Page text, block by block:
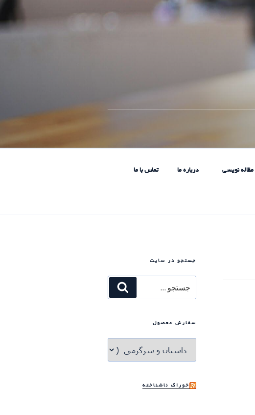
مقاله نویسی درباره ما تماس با ما
جستجو در سایت
برای
سفارش محصول
خوراک ناشناخته